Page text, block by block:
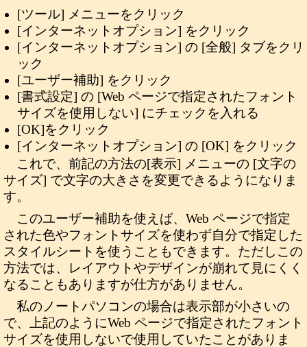
[ツール] メニューをクリック
[インターネットオプション] をクリック
[インターネットオプション] の [全般] タブをクリ
ック
[ユーザー補助] をクリック
[書式設定] の [Web ページで指定されたフォント
サイズを使用しない] にチェックを入れる
[OK]をクリック
[インターネットオプション] の [OK] をクリック
これで、前記の方法の[表示] メニューの [文字の
サイズ] で文字の大きさを変更できるようになりま
す。
このユーザー補助を使えば、Web ページで指定
された色やフォントサイズを使わず自分で指定した
スタイルシートを使うこともできます。ただしこの
方法では、レイアウトやデザインが崩れて見にくく
なることもありますが仕方がありません。
私のノートパソコンの場合は表示部が小さいの
で、上記のようにWeb ページで指定されたフォント
サイズを使用しないで使用していたことがありま